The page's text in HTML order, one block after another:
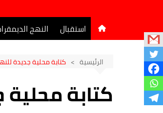
استقبال النهج
جريدة النهج
الرئيسية كتابة محلية جديدة
كتابة